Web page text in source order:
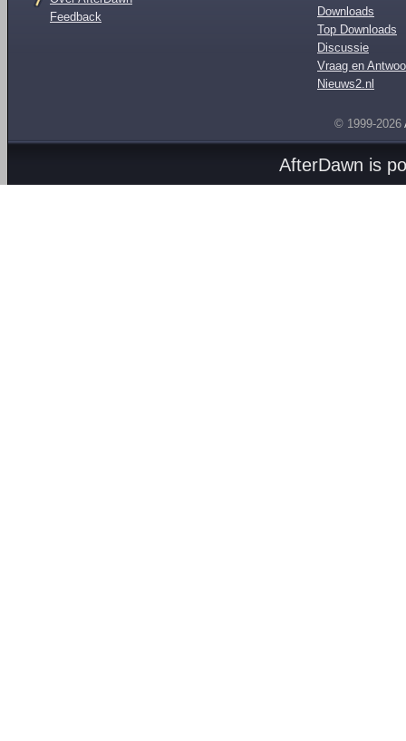
Feedback
Downloads
Top Downloads
Discussie
Vraag en
Nieuws2.nl
© 1999-2026
AfterDawn is